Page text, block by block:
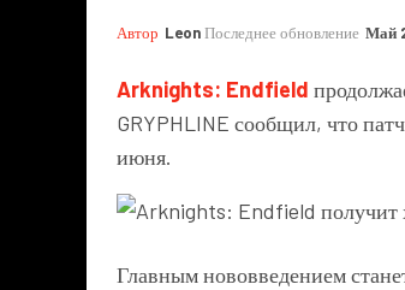
Автор LeonПоследнее обновление Май
Arknights: Endfield
GRYPHLINE сообщил, что
июня.
Главным нововведением